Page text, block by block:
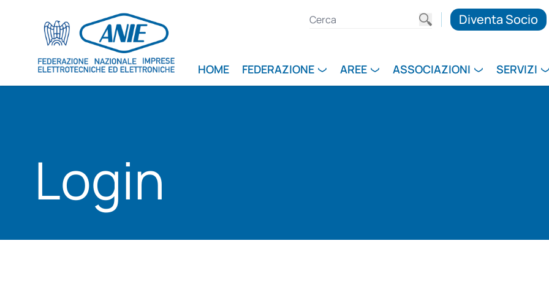
Diventa Socio
HOME FEDERAZIONE AREE ASSOCIAZIONI SERVIZI
Login